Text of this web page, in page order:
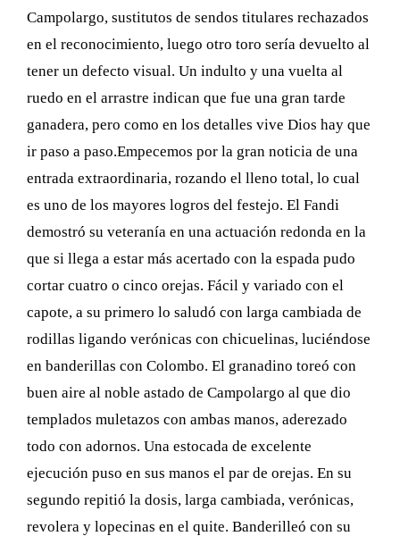
Campolargo, sustitutos de sendos titulares rechazados
en el reconocimiento, luego otro toro sería devuelto al
tener un defecto visual. Un indulto y una vuelta al
ruedo en el arrastre indican que fue una gran tarde
ganadera, pero como en los detalles vive Dios hay que
ir paso a paso.Empecemos por la gran noticia de una
entrada extraordinaria, rozando el lleno total, lo cual
es uno de los mayores logros del festejo. El Fandi
demostró su veteranía en una actuación redonda en la
que si llega a estar más acertado con la espada pudo
cortar cuatro o cinco orejas. Fácil y variado con el
capote, a su primero lo saludó con larga cambiada de
rodillas ligando verónicas con chicuelinas, luciéndose
en banderillas con Colombo. El granadino toreó con
buen aire al noble astado de Campolargo al que dio
templados muletazos con ambas manos, aderezado
todo con adornos. Una estocada de excelente
ejecución puso en sus manos el par de orejas. En su
segundo repitió la dosis, larga cambiada, verónicas,
revolera y lopecinas en el quite. Banderilleó con su